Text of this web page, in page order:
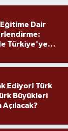
Dair
Türkiye'ye
Ediyor! Türk
Büyükleri
Açılacak?